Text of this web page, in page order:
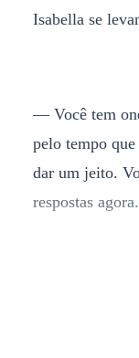
Isabella se
— Você tem
pelo tempo
dar um jeito.
respostas agora.